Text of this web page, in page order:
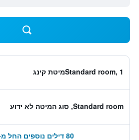
Standard room, 1מיטת קינג
Standard room, סוג המיטה לא ידוע
80 דילים נוספים החל מ-₪279